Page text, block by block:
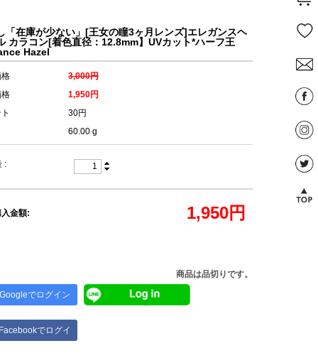
「在庫が少ない」[王女の瞳3ヶ月レンズ]エレガンスヘ
カラコン[着色直径：12.8mm】UVカット*ハーフ王
Hazel
3,000円
1,950円
30円
60.00 g
:
金額: 1,950円
商品は品切りです。
Googleでログイン
でログイ